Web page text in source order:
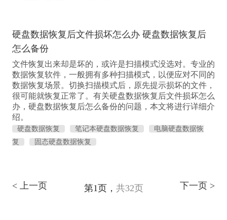
硬盘数据恢复后文件损坏怎么办 硬盘数据恢复后
怎么备份
文件恢复出来却是坏的，或许是扫描模式没选对。专业的
数据恢复软件，一般拥有多种扫描模式，以便应对不同的
数据恢复场景。切换扫描模式后，原先提示损坏的文件，
很可能就恢复正常了。有关硬盘数据恢复后文件损坏怎么
办，硬盘数据恢复后怎么备份的问题，本文将进行详细介
绍。
硬盘数据恢复 笔记本硬盘数据恢复
电脑硬盘数据恢
复
固态硬盘数据恢复
< 上一页 第1页， 共32页 下一页 >